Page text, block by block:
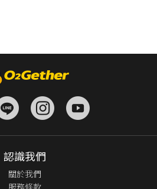
認識我們
關於我們
服務條款